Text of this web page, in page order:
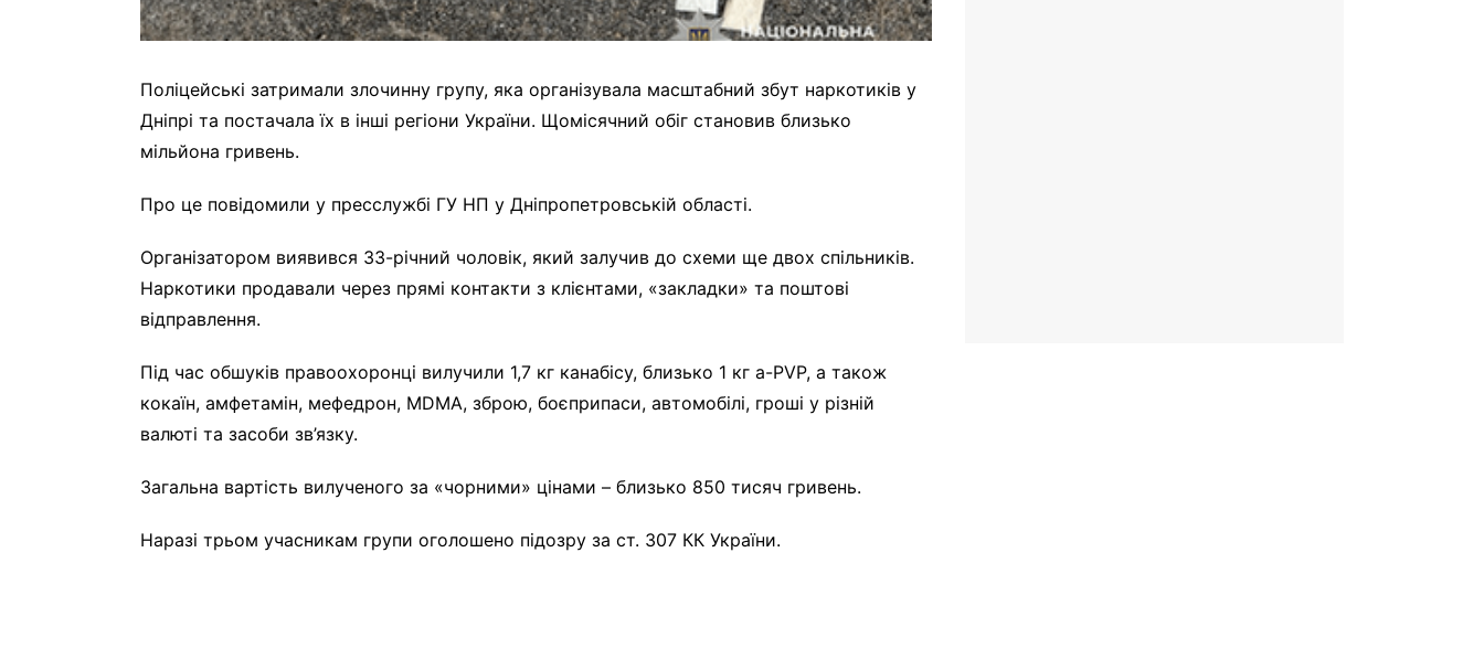
Поліцейські затримали злочинну групу, яка організувала масштабний збут наркотиків у
Дніпрі та постачала їх в інші регіони України. Щомісячний обіг становив близько
мільйона гривень.
Про це повідомили у пресслужбі ГУ НП у Дніпропетровській області.
Організатором виявився 33-річний чоловік, який залучив до схеми ще двох спільників.
Наркотики продавали через прямі контакти з клієнтами, «закладки» та поштові
відправлення.
Під час обшуків правоохоронці вилучили 1,7 кг канабісу, близько 1 кг a-PVP, а також
кокаїн, амфетамін, мефедрон, MDMA, зброю, боєприпаси, автомобілі, гроші у різній
валюті та засоби зв’язку.
Загальна вартість вилученого за «чорними» цінами – близько 850 тисяч гривень.
Наразі трьом учасникам групи оголошено підозру за ст. 307 КК України.